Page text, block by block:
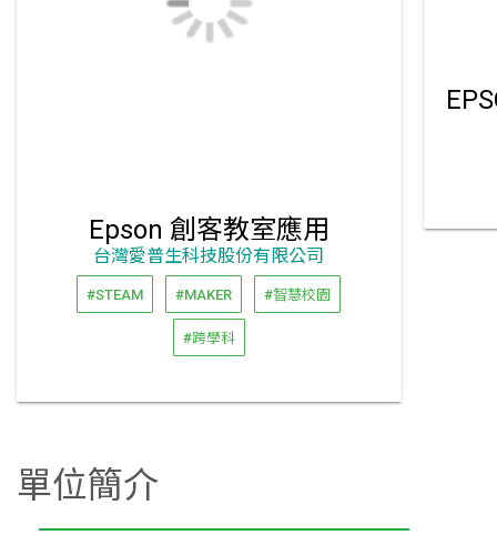
Epson 創客教室應用
台灣愛普生科技股份有限公司
#STEAM #MAKER #智慧校園
#跨學科
單位簡介